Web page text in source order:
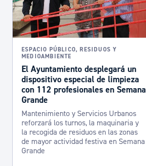
ESPACIO PÚBLICO, RESIDUOS Y
MEDIOAMBIENTE
El Ayuntamiento desplegará un
dispositivo especial de limpieza
con 112 profesionales en Semana
Grande
Mantenimiento y Servicios Urbanos
reforzará los turnos, la maquinaria y
la recogida de residuos en las zonas
de mayor actividad festiva en Semana
Grande